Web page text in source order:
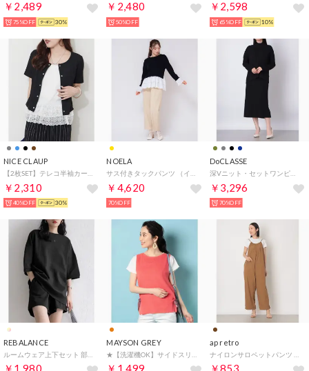
￥2,489
75%OFF 30%
￥2,480
50%OFF
￥2,598
65%OFF 10%
NICE CLAUP
￥2,310
40%OFF 30%
NOELA
￥4,620
70%OFF
DoCLASSE
深Vニット・セットワンピース （ブラック）
￥3,296
70%OFF
REBALANCE
￥1,980
MAYSON GREY
￥1,499
ap retro
￥853